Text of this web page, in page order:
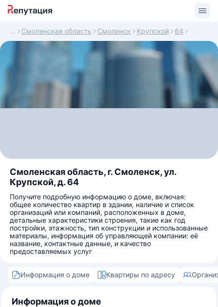
Смоленская область Смоленск Крупской 64
Смоленская область, г. Смоленск, ул.
Крупской, д. 64
Получите подробную информацию о доме, включая:
общее количество квартир в здании, наличие и список
организаций или компаний, расположенных в доме,
детальные характеристики строения, такие как год
постройки, этажность, тип конструкции и использованные
материалы, информация об управляющей компании: её
название, контактные данные, и качество
предоставляемых услуг
Информация о доме Квартиры по адресу
Информация о доме